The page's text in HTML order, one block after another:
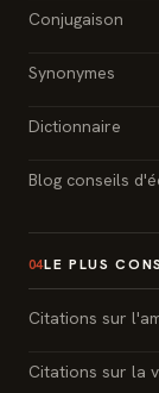
Conjugaison
Synonymes
Dictionnaire
Blog conseils
04LE PLUS
Citations sur
Citations sur la